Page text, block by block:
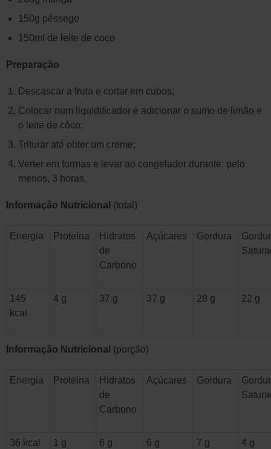
150g pêssego
150ml de leite de coco
Preparação
Descascar a fruta e cortar em cubos;
Colocar num liquidificador e adicionar o sumo de limão e
o leite de côco;
Triturar até obter um creme;
Verter em formas e levar ao congelador durante, pelo
menos, 3 horas.
Informação Nutricional (total)
Energia Proteína
Hidratos
de
Carbono
Açúcares Gordura
145
kcal
4 g 37 g 37 g 28 g 22 g
Informação Nutricional (porção)
Energia Proteína
Hidratos
de
Carbono
Açúcares Gordura
36 kcal 1 g 6 g 6 g 7 g 4 g